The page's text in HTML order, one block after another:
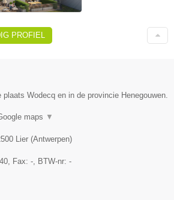
PROFIEL
Wodecq en in de provincie Henegouwen.
maps ▼
Lier (Antwerpen)
, Fax: - , BTW-nr: -